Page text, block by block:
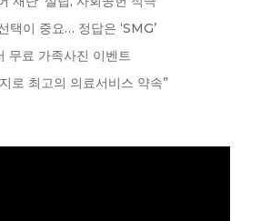
택이 중요… 정답은 ‘SMG’
무료 가족사진 이벤트
로 최고의 의료서비스 약속”